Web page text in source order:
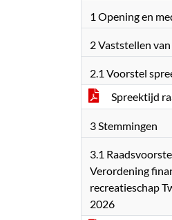
1 Opening en
2 Vaststellen
2.1 Voorstel
Spreektijd
3 Stemmingen
3.1
Verordening
recreatieschap
2026